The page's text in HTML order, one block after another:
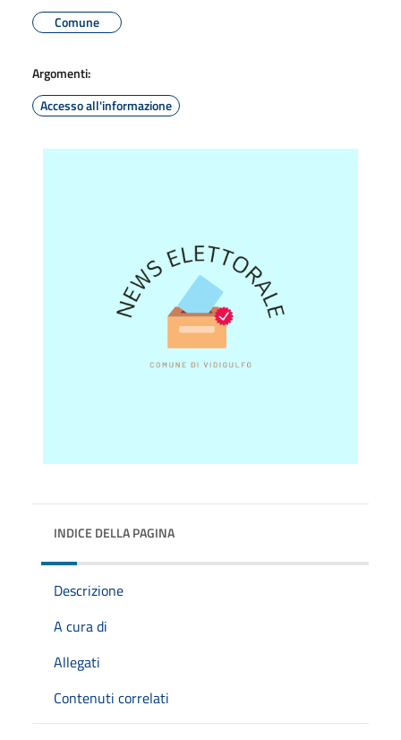
Comune
Argomenti:
Accesso all'informazione
INDICE DELLA PAGINA
Descrizione
A cura di
Allegati
Contenuti correlati